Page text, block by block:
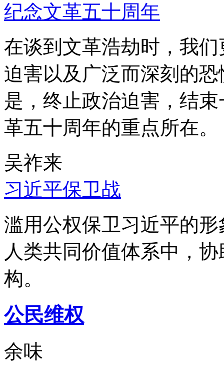
纪念文革五十周年
在谈到文革浩劫时，我
迫害以及广泛而深刻的
是，终止政治迫害，结
革五十周年的重点所在。
吴祚来
习近平保卫战
滥用公权保卫习近平的
人类共同价值体系中，
构。
公民维权
余味